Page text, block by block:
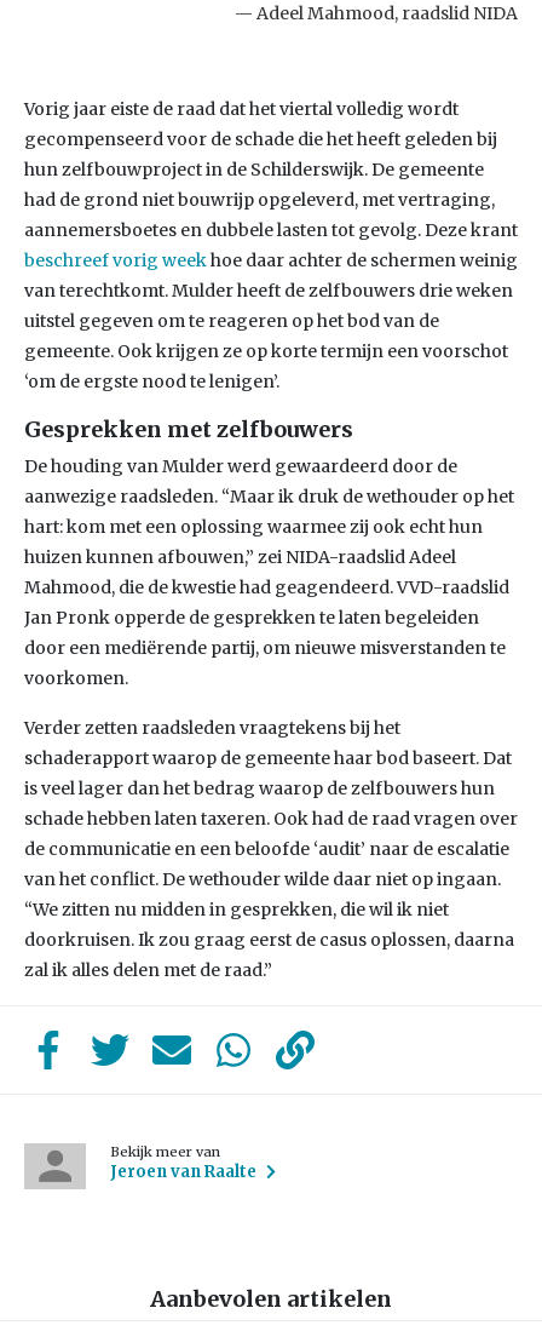
Adeel Mahmood, raadslid NIDA
Vorig jaar eiste de raad dat het viertal volledig wordt
gecompenseerd voor de schade die het heeft geleden bij
hun zelfbouwproject in de Schilderswijk. De gemeente
had de grond niet bouwrijp opgeleverd, met vertraging,
aannemersboetes en dubbele lasten tot gevolg. Deze krant
beschreef vorig weekhoe daar achter de schermen weinig
van terechtkomt. Mulder heeft de zelfbouwers drie weken
uitstel gegeven om te reageren op het bod van de
gemeente. Ook krijgen ze op korte termijn een voorschot
‘om de ergste nood te lenigen’.
Gesprekken met zelfbouwers
De houding van Mulder werd gewaardeerd door de
aanwezige raadsleden. “Maar ik druk de wethouder op het
hart: kom met een oplossing waarmee zij ook echt hun
huizen kunnen afbouwen,” zei NIDA-raadslid Adeel
Mahmood, die de kwestie had geagendeerd. VVD-raadslid
Jan Pronk opperde de gesprekken te laten begeleiden
door een mediërende partij, om nieuwe misverstanden te
voorkomen.
Verder zetten raadsleden vraagtekens bij het
schaderapport waarop de gemeente haar bod baseert. Dat
is veel lager dan het bedrag waarop de zelfbouwers hun
schade hebben laten taxeren. Ook had de raad vragen over
de communicatie en een beloofde ‘audit’ naar de escalatie
van het conflict. De wethouder wilde daar niet op ingaan.
“We zitten nu midden in gesprekken, die wil ik niet
doorkruisen. Ik zou graag eerst de casus oplossen, daarna
zal ik alles delen met de raad.”
Bekijk meer van
Jeroen van Raalte
Aanbevolen artikelen